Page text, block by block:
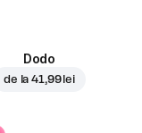
Dodo
de la41,99 lei